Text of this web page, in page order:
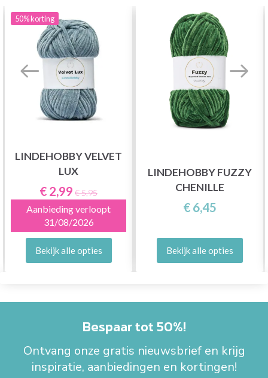
50%korting
LINDEHOBBY VELVET
LUX
€ 2,99 € 5,95
Aanbieding verloopt
31/08/2026
Bekijk alle opties
LINDEHOBBY FUZZY
CHENILLE
€ 6,45
Bekijk alle opties
Bespaar tot 50%!
Ontvang onze gratis nieuwsbrief en krijg
inspiratie, aanbiedingen en kortingen!